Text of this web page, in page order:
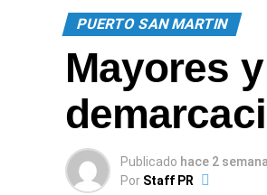
PUERTO SAN MARTIN
Mayores
Publicado hace 2
Por Staff PR